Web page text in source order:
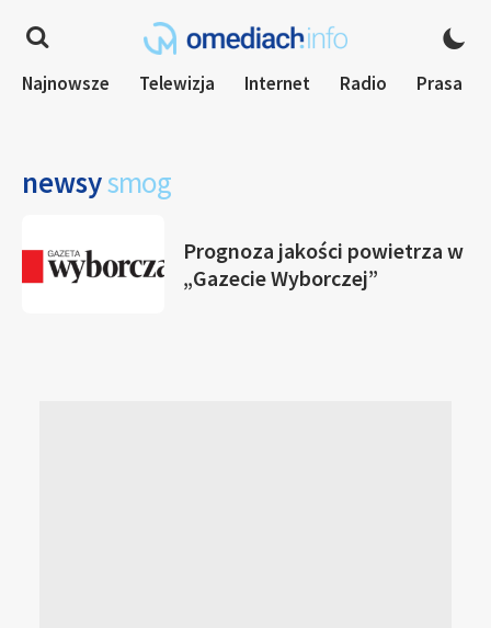
Najnowsze Telewizja Internet Radio Prasa
newsysmog
Prognoza jakości powietrza w
„Gazecie Wyborczej”